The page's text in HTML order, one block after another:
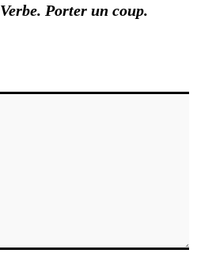
Verbe. Porter un coup.